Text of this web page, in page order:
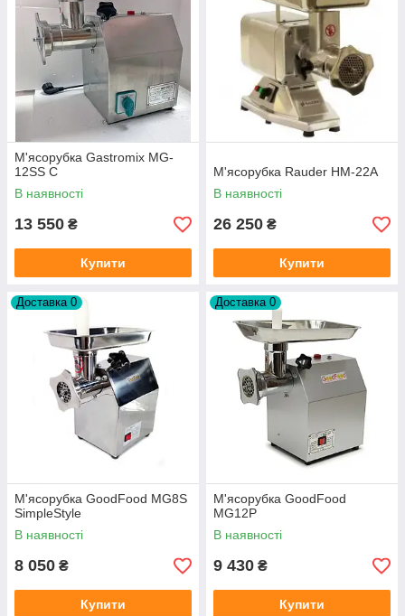
М'ясорубка Gastromix MG-
12SS C
В наявності
13 550 ₴
Купити
М'ясорубка Rauder HM-22A
В наявності
26 250 ₴
Купити
Доставка 0
М'ясорубка GoodFood MG8S
SimpleStyle
В наявності
8 050 ₴
Купити
Доставка 0
М'ясорубка GoodFood
MG12P
В наявності
9 430 ₴
Купити